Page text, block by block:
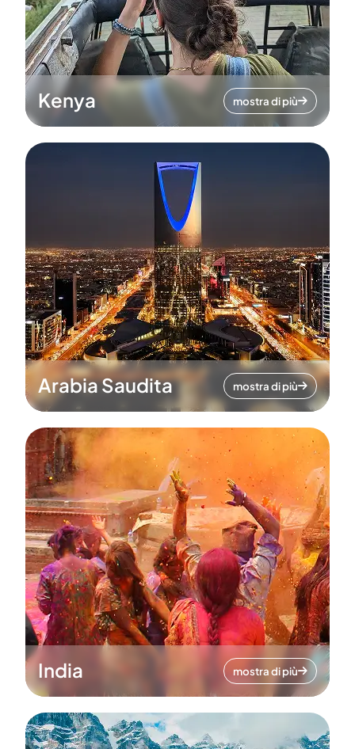
Kenya mostra di più
Arabia Saudita mostra di più
India mostra di più